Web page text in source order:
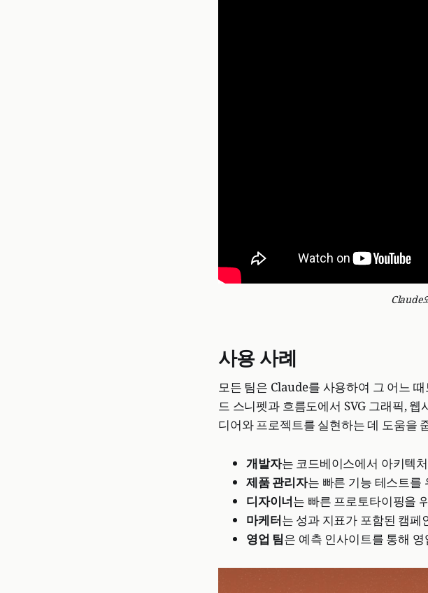
Claude
사용 사례
모든 팀은 Claude를 사용하여 그 어느
드 스니펫과 흐름도에서 SVG 그래픽,
디어와 프로젝트를 실현하는 데 도움을
개발자는 코드베이스에서 아키텍
제품 관리자는 빠른 기능 테스트를
디자이너는 빠른 프로토타이핑을
마케터는 성과 지표가 포함된 캠
영업 팀은 예측 인사이트를 통해